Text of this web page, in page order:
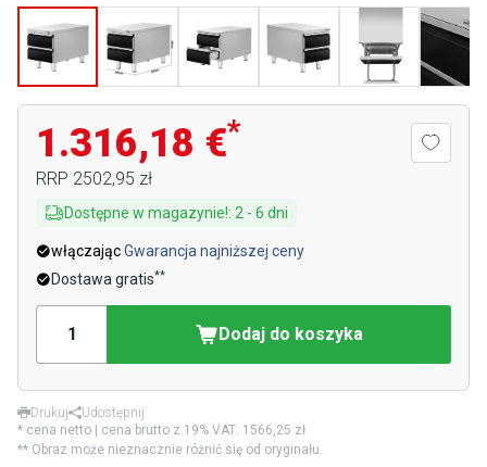
1.316,18 €*
RRP 2502,95 zł
Dostępne w magazynie!: 2 - 6 dni
włączającGwarancja najniższej ceny
Dostawa gratis**
Dodaj do koszyka
Drukuj
Udostępnij
* cena netto | cena brutto z 19% VAT: 1566,25 zł
** Obraz może nieznacznie różnić się od oryginału.